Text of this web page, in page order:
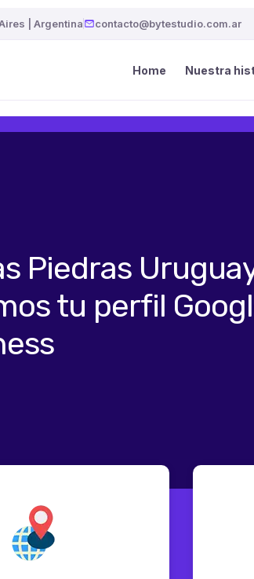
| Argentina contacto@bytestudio.com.ar
Home Nuestra
Piedras
tu perfil